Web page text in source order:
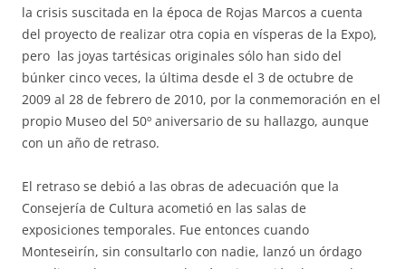
la crisis suscitada en la época de Rojas Marcos a cuenta
del proyecto de realizar otra copia en vísperas de la Expo),
pero las joyas tartésicas originales sólo han sido del
búnker cinco veces, la última desde el 3 de octubre de
2009 al 28 de febrero de 2010, por la conmemoración en el
propio Museo del 50º aniversario de su hallazgo, aunque
con un año de retraso.
El retraso se debió a las obras de adecuación que la
Consejería de Cultura acometió en las salas de
exposiciones temporales. Fue entonces cuando
Monteseirín, sin consultarlo con nadie, lanzó un órdago